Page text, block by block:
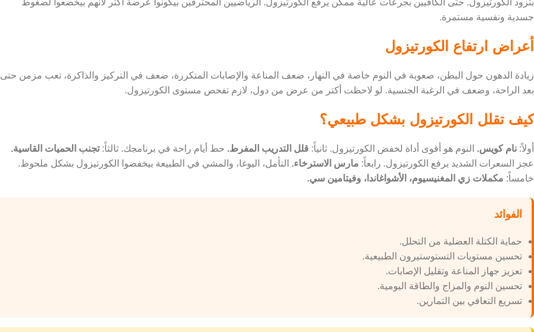
بتزود الكورتيزول. حتى الكافيين بجرعات عالية ممكن يرفع الكورتيزول. الرياضيين المحترفين بيكونوا عرضة أكتر لأنهم بيخضعوا لضغوط
جسدية ونفسية مستمرة.
أعراض ارتفاع الكورتيزول
زيادة الدهون حول البطن، صعوبة في النوم خاصة في النهار، ضعف المناعة والإصابات المتكررة، ضعف في التركيز والذاكرة، تعب مزمن حتى
بعد الراحة، وضعف في الرغبة الجنسية. لو لاحظت أكتر من عرض من دول، لازم تفحص مستوى الكورتيزول.
كيف تقلل الكورتيزول بشكل طبيعي؟
أولاً: نام كويس. النوم هو أقوى أداة لخفض الكورتيزول. ثانياً: قلل التدريب المفرط. حط أيام راحة في برنامجك. ثالثاً:تجنب الحميات القاسية.
عجز السعرات الشديد يرفع الكورتيزول. رابعاً: مارس الاسترخاء. التأمل، اليوغا، والمشي في الطبيعة بيخفضوا الكورتيزول بشكل ملحوظ.
خامساً: مكملات زي المغنيسيوم، الأشواغاندا، وفيتامين سي.
الفوائد
حماية الكتلة العضلية من التحلل.
تحسين مستويات التستوستيرون الطبيعية.
تعزيز جهاز المناعة وتقليل الإصابات.
تحسين النوم والمزاج والطاقة اليومية.
تسريع التعافي بين التمارين.